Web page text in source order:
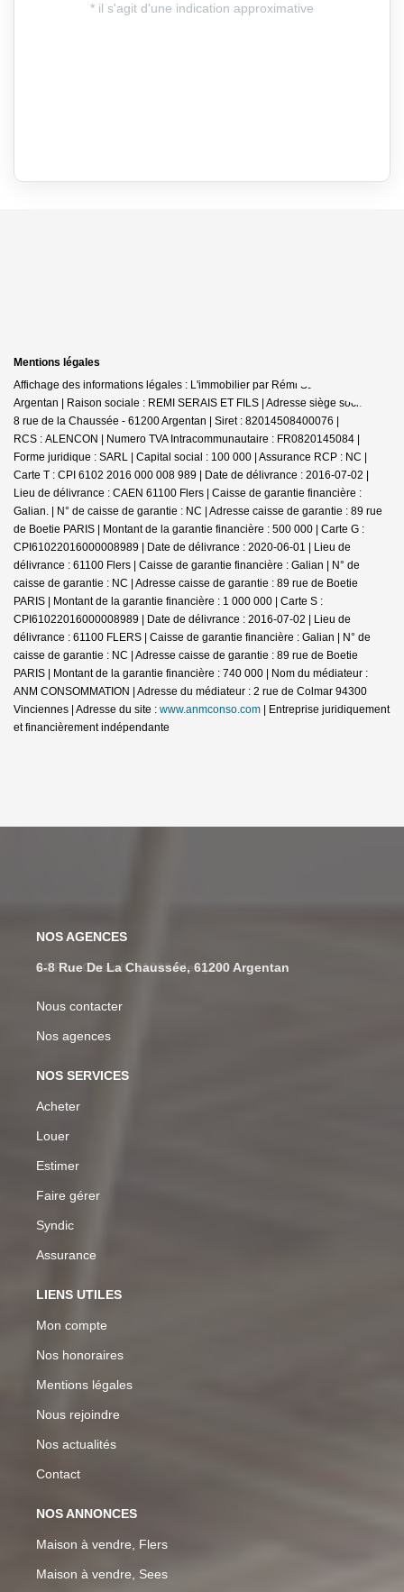
Mentions légales
Affichage des informations légales : L'immobilier par Rémi SERAIS -
Argentan | Raison sociale : REMI SERAIS ET FILS | Adresse siège social : 6-
8 rue de la Chaussée - 61200 Argentan | Siret : 82014508400076 |
RCS : ALENCON | Numero TVA Intracommunautaire : FR0820145084 |
Forme juridique : SARL | Capital social : 100 000 | Assurance RCP : NC |
Carte T : CPI 6102 2016 000 008 989 | Date de délivrance : 2016-07-02 |
Lieu de délivrance : CAEN 61100 Flers | Caisse de garantie financière :
Galian. | N° de caisse de garantie : NC | Adresse caisse de garantie : 89 rue
de Boetie PARIS | Montant de la garantie financière : 500 000 | Carte G :
CPI61022016000008989 | Date de délivrance : 2020-06-01 | Lieu de
délivrance : 61100 Flers | Caisse de garantie financière : Galian | N° de
caisse de garantie : NC | Adresse caisse de garantie : 89 rue de Boetie
PARIS | Montant de la garantie financière : 1 000 000 | Carte S :
CPI61022016000008989 | Date de délivrance : 2016-07-02 | Lieu de
délivrance : 61100 FLERS | Caisse de garantie financière : Galian | N° de
caisse de garantie : NC | Adresse caisse de garantie : 89 rue de Boetie
PARIS | Montant de la garantie financière : 740 000 | Nom du médiateur :
ANM CONSOMMATION | Adresse du médiateur : 2 rue de Colmar 94300
Vinciennes | Adresse du site : www.anmconso.com | Entreprise juridiquement
et financièrement indépendante
NOS AGENCES
6-8 Rue De La Chaussée, 61200 Argentan
Nous contacter
Nos agences
NOS SERVICES
Acheter
Louer
Estimer
Faire gérer
Syndic
Assurance
LIENS UTILES
Mon compte
Nos honoraires
Mentions légales
Nous rejoindre
Nos actualités
Contact
NOS ANNONCES
Maison à vendre, Flers
Maison à vendre, Sees